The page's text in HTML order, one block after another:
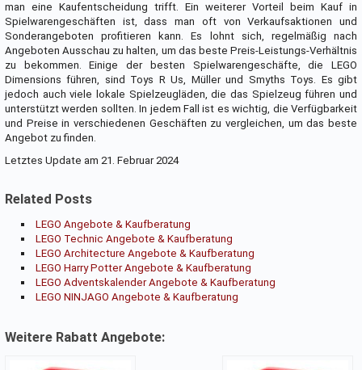
man eine Kaufentscheidung trifft. Ein weiterer Vorteil beim Kauf in
Spielwarengeschäften ist, dass man oft von Verkaufsaktionen und
Sonderangeboten profitieren kann. Es lohnt sich, regelmäßig nach
Angeboten Ausschau zu halten, um das beste Preis-Leistungs-Verhältnis
zu bekommen. Einige der besten Spielwarengeschäfte, die LEGO
Dimensions führen, sind Toys R Us, Müller und Smyths Toys. Es gibt
jedoch auch viele lokale Spielzeugläden, die das Spielzeug führen und
unterstützt werden sollten. In jedem Fall ist es wichtig, die Verfügbarkeit
und Preise in verschiedenen Geschäften zu vergleichen, um das beste
Angebot zu finden.
Letztes Update am 21. Februar 2024
Related Posts
LEGO Angebote & Kaufberatung
LEGO Technic Angebote & Kaufberatung
LEGO Architecture Angebote & Kaufberatung
LEGO Harry Potter Angebote & Kaufberatung
LEGO Adventskalender Angebote & Kaufberatung
LEGO NINJAGO Angebote & Kaufberatung
Weitere Rabatt Angebote: